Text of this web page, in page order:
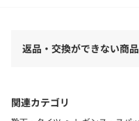
ネスラインの紳士ソックス
■サンプル撮影商品
返品・交換ができない商品
関連カテゴリ